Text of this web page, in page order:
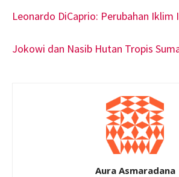
Leonardo DiCaprio: Perubahan Iklim
Jokowi dan Nasib Hutan Tropis
Aura Asmaradana